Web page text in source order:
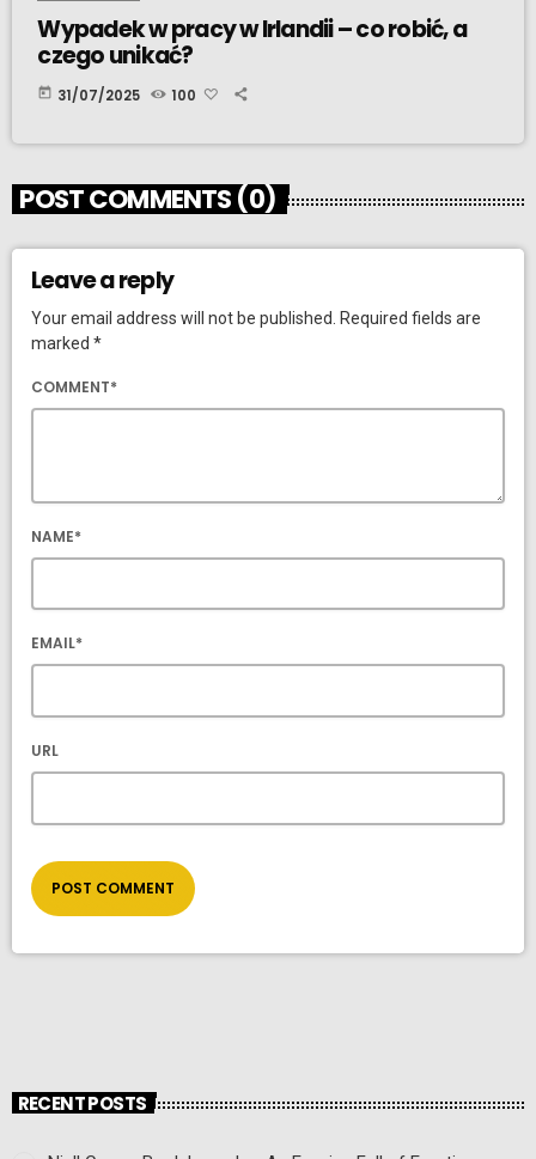
Wypadek w pracy w Irlandii – co robić, a
czego unikać?
today 31/07/2025 100
POST COMMENTS (0)
Leave a reply
Your email address will not be published. Required fields are
marked *
COMMENT*
NAME*
EMAIL*
URL
RECENT POSTS